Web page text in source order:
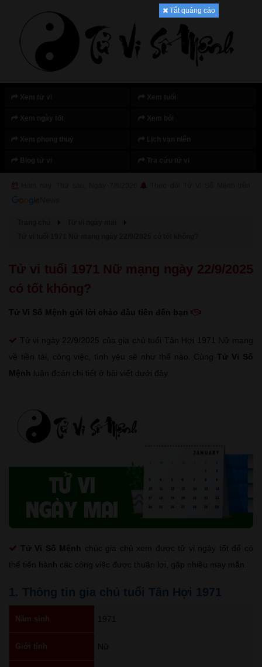
Tắt quảng cáo
Tử vi tuổi 1971 Nữ mạng ngày 22/9/2025
có tốt không?
Tử Vi Số Mệnh gửi lời chào đầu tiên đến bạn
Tử vi ngày 22/9/2025 của gia chủ tuổi Tân Hợi 1971 Nữ mạng
về tiền tài, công việc, tình yêu sẽ như thế nào. Cùng Tử Vi Số
Mệnh luận đoán chi tiết ở bài viết dưới đây.
Tử Vi Số Mệnh chúc gia chủ xem được tử vi ngày tốt để có
thể tiến hành các công việc được thuận lợi, gặp nhiều may mắn.
1. Thông tin gia chủ tuổi Tân Hợi 1971
Năm sinh 1971
Giới tính Nữ